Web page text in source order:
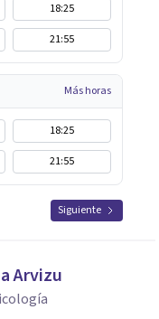
18:25
21:55
Más horas
18:25
21:55
Siguiente
Arvizu